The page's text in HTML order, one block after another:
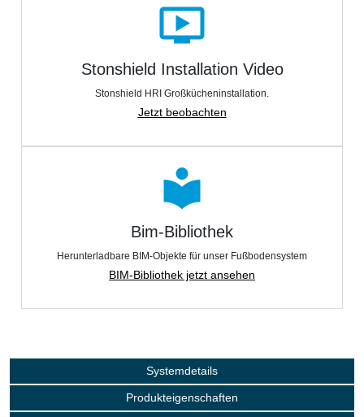
ondemand_video
Stonshield Installation Video
Stonshield HRI Großkücheninstallation.
Jetzt beobachten
local_library
Bim-Bibliothek
Herunterladbare BIM-Objekte für unser Fußbodensystem
BIM-Bibliothek jetzt ansehen
Systemdetails
Produkteigenschaften